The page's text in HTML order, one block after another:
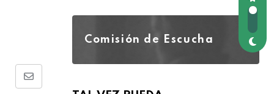
Comisión de Escucha